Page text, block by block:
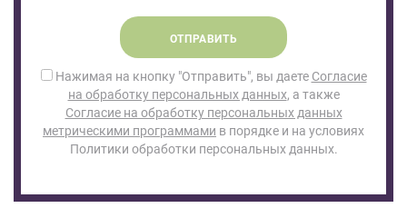
ОТПРАВИТЬ
Нажимая на кнопку "Отправить", вы даете Согласие
на обработку персональных данных, а также
Согласие на обработку персональных данных
метрическими программами в порядке и на условиях
Политики обработки персональных данных.